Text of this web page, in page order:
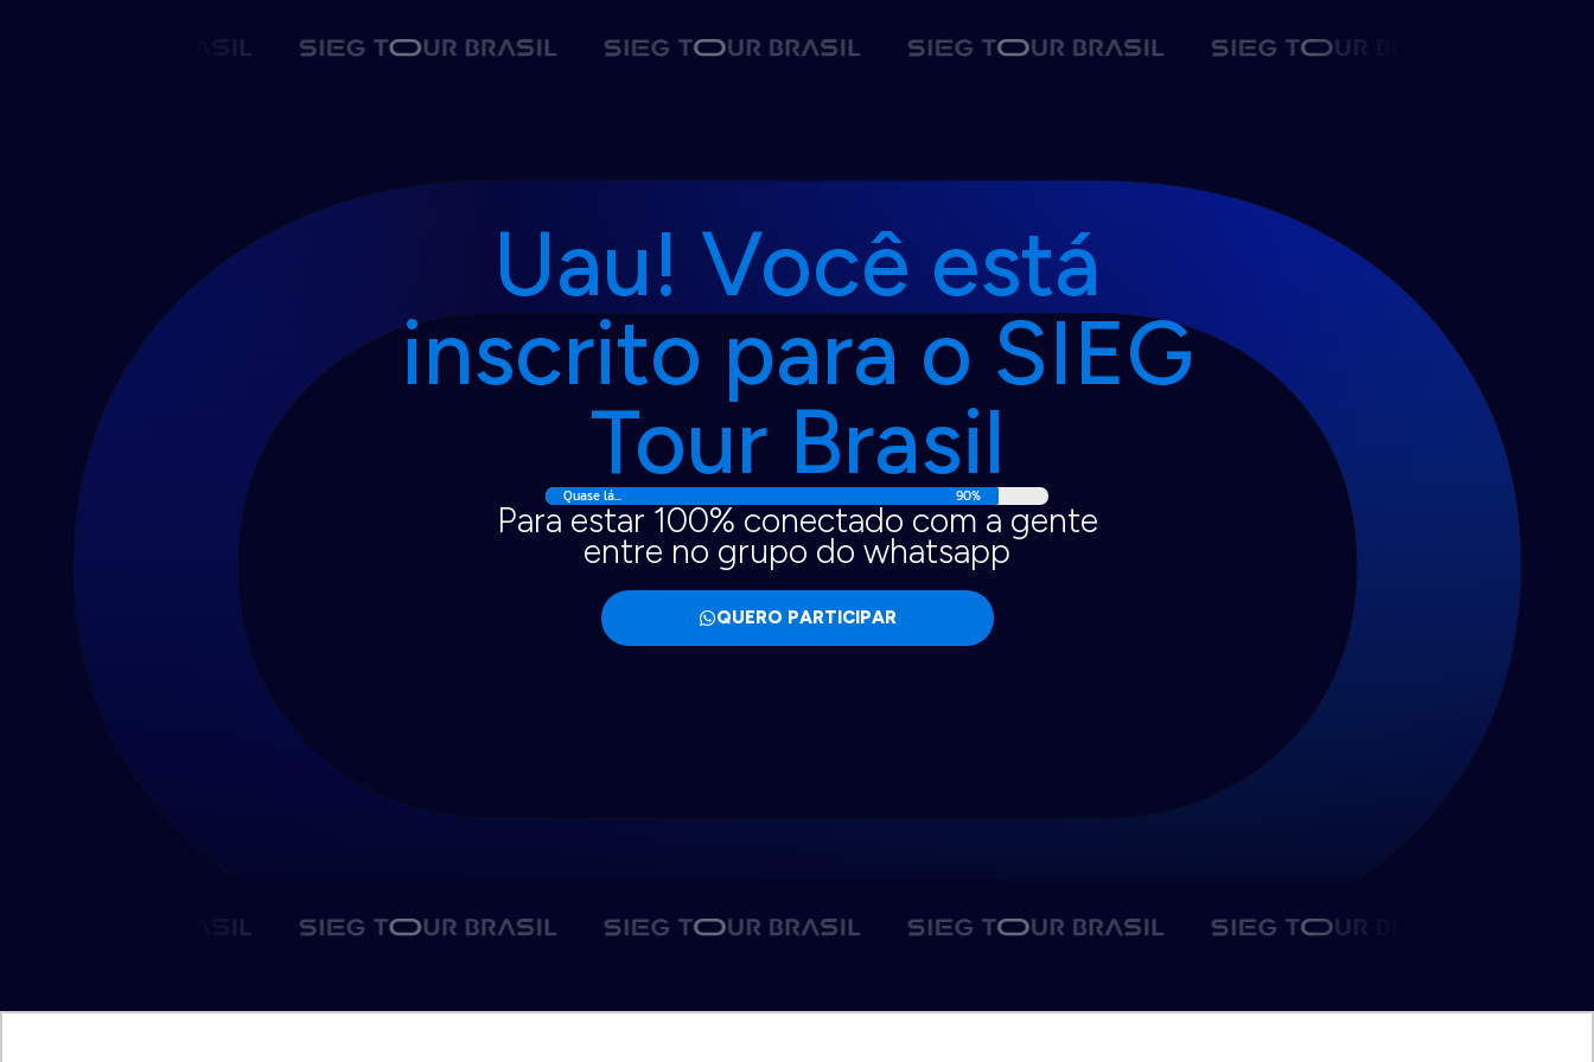
Uau! Você está
inscrito para o SIEG
Tour Brasil
Quase lá... 90%
Para estar 100% conectado com a gente
entre no grupo do whatsapp
QUERO PARTICIPAR